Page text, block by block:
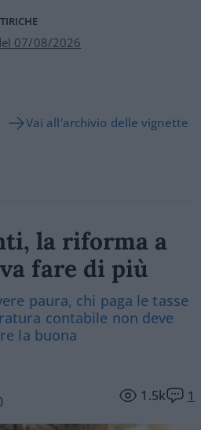
07/08/2026
Vai all'archivio delle vignette
la riforma a
fare di più
paura, chi paga le tasse
contabile non deve
la buona
1.5k 1